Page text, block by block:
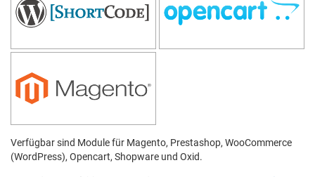
Verfügbar sind Module für Magento, Prestashop, WooCommerce
(WordPress), Opencart, Shopware und Oxid.